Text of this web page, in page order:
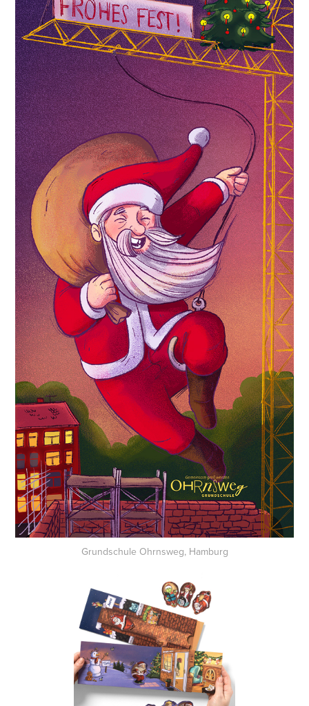
Grundschule Ohrnsweg, Hamburg